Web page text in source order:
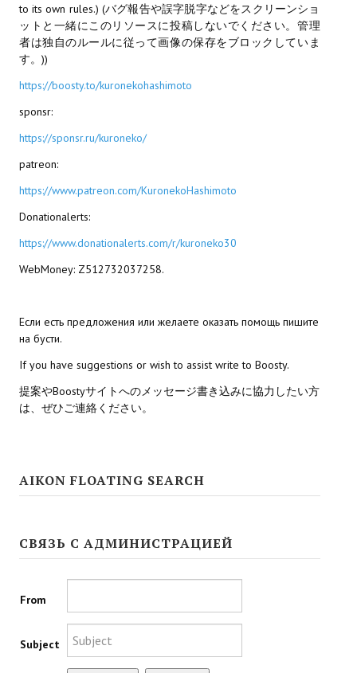
Патчи
Mass Effect 2
Mass Effect 3
Моды
Dragon Age: Origins
Dragon Age 2
Dragon Age: Inquisition
Kingdoms of Amalur: Reckoning
Neverwinter Nights 1
Sims 3
Star Wars Jedi Knight: Dark Force II
Star Wars Knights of the Old Republic 1
Star Wars Knights of the Old Republic 2
Titan Quest Immortal Throne
to its own rules.) (バグ報告や誤字脱字などをスクリーンショ
ットと一緒にこのリソースに投稿しないでください。管理
者は独自のルールに従って画像の保存をブロックしていま
す。))
https://boosty.to/kuronekohashimoto
sponsr:
https://sponsr.ru/kuroneko/
patreon:
https://www.patreon.com/KuronekoHashimoto
Donationalerts:
https://www.donationalerts.com/r/kuroneko30
WebMoney: Z512732037258.
Если есть предложения или желаете оказать помощь пишите
на бусти.
If you have suggestions or wish to assist write to Boosty.
提案やBoostyサイトへのメッセージ書き込みに協力したい方
は、ぜひご連絡ください。
AIKON FLOATING SEARCH
СВЯЗЬ С АДМИНИСТРАЦИЕЙ
From
Subject